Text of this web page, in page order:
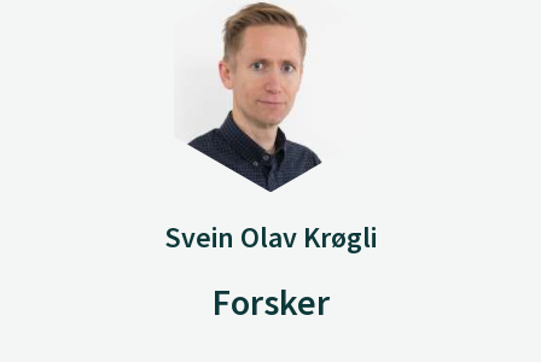
Svein Olav Krøgli
Forsker